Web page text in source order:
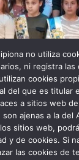
en Instagram
no utiliza
ni registra las
cookies
del que es titular
a sitios web
ajenas a la del
sitios web,
y de cookies. Si
las cookies de